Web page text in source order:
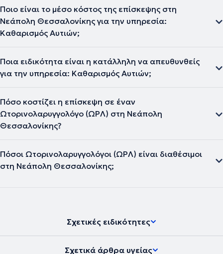
Ποιο είναι το μέσο κόστος της επίσκεψης στη
Νεάπολη Θεσσαλονίκης για την υπηρεσία:
Καθαρισμός Αυτιών;
Ποια ειδικότητα είναι η κατάλληλη να απευθυνθείς
για την υπηρεσία: Καθαρισμός Αυτιών;
Πόσο κοστίζει η επίσκεψη σε έναν
Ωτορινολαρυγγολόγο (ΩΡΛ) στη Νεάπολη
Θεσσαλονίκης?
Πόσοι Ωτορινολαρυγγολόγοι (ΩΡΛ) είναι διαθέσιμοι
στη Νεάπολη Θεσσαλονίκης;
Σχετικές ειδικότητες
Σχετικά άρθρα υγείας